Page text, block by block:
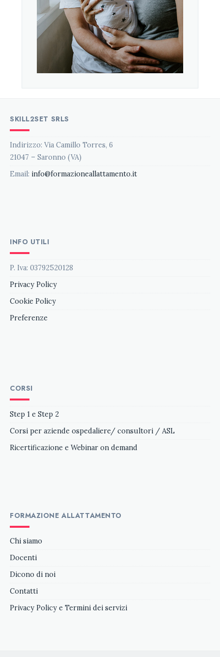
SKILL2SET SRLS
Indirizzo: Via Camillo Torres, 6
21047 – Saronno (VA)
Email: info@formazioneallattamento.it
INFO UTILI
P. Iva: 03792520128
Privacy Policy
Cookie Policy
Preferenze
CORSI
Step 1 e Step 2
Corsi per aziende ospedaliere/ consultori / ASL
Ricertificazione e Webinar on demand
FORMAZIONE ALLATTAMENTO
Chi siamo
Docenti
Dicono di noi
Contatti
Privacy Policy e Termini dei servizi